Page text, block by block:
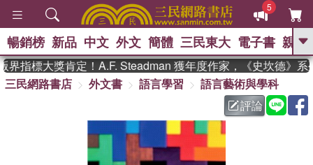
5
GO
熱搜： 東野圭吾 、 高希均教授回憶錄
父親節 、 如果歷
暑期推薦 、 國際布克
獎 臺灣漫遊錄 、 方念華
登輝時代 、 數學女孩：黎曼猜想
偉大的迷走神經
暢銷榜 新品 中文 外文 簡體 三民東大 電子書 親子
指標大獎肯定！A.F. Steadman 獲年度作家，《史坎德》系
三民網路書店
外文書 語言學習
語言藝術與學科
評論